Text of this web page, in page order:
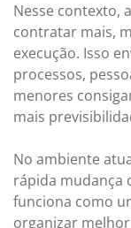
Nesse contexto,
contratar mais,
execução. Isso
processos,
menores
mais
No ambiente
rápida mudança
funciona como
organizar